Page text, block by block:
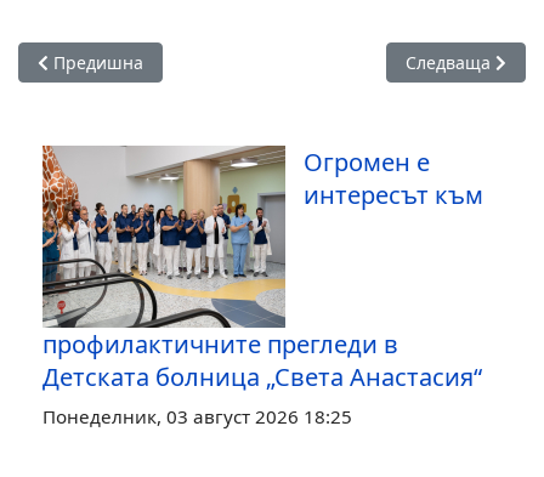
Предишна статия: Заради недостиг на лекари, областни
Предишна Следваща
Следваща
Огромен е
интересът към
профилактичните прегледи в
Детската болница „Света Анастасия“
Понеделник, 03 август 2026 18:25